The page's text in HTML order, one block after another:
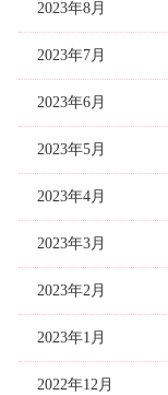
2023年8月
2023年7月
2023年6月
2023年5月
2023年4月
2023年3月
2023年2月
2023年1月
2022年12月